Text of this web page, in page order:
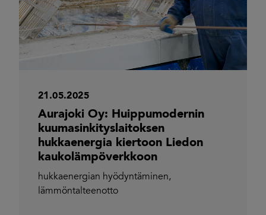
21.05.2025
Aurajoki Oy: Huippumodernin
kuumasinkityslaitoksen
hukkaenergia kiertoon Liedon
kaukolämpöverkkoon
hukkaenergian hyödyntäminen,
lämmöntalteenotto